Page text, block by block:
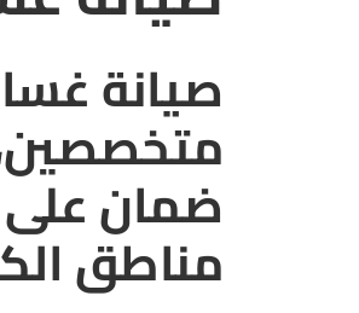
صيانة
ضمان على
مناطق